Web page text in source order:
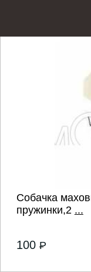
Собачка
пружинки,2 ...
100 P